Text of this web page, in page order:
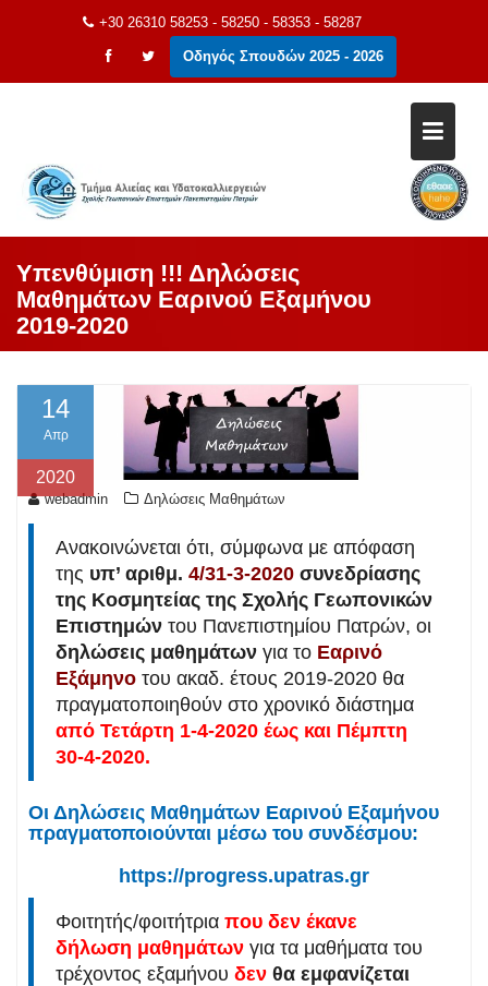
+30 26310 58253 - 58250 - 58353 - 58287
Οδηγός Σπουδών 2025 - 2026
Υπενθύμιση !!! Δηλώσεις
Μαθημάτων Εαρινού Εξαμήνου
2019-2020
14
Απρ
2020
webadmin Δηλώσεις Μαθημάτων
Ανακοινώνεται ότι, σύμφωνα με απόφαση
της υπ’ αριθμ. 4/31-3-2020 συνεδρίασης
της Κοσμητείας της Σχολής Γεωπονικών
Επιστημών του Πανεπιστημίου Πατρών, οι
δηλώσεις μαθημάτων για το Εαρινό
Εξάμηνο του ακαδ. έτους 2019-2020 θα
πραγματοποιηθούν στο χρονικό διάστημα
από Τετάρτη 1-4-2020 έως και Πέμπτη
30-4-2020.
Οι Δηλώσεις Μαθημάτων Εαρινού Εξαμήνου
πραγματοποιούνται μέσω του συνδέσμου:
https://progress.upatras.gr
Φοιτητής/φοιτήτρια που δεν έκανε
δήλωση μαθημάτων για τα μαθήματα του
τρέχοντος εξαμήνου δεν θα εμφανίζεται